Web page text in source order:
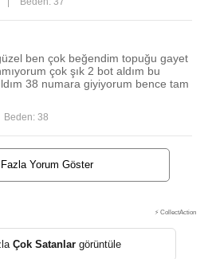
ben çok beğendim topuğu gayet
çok şık 2 bot aldım bu
38 numara giyiyorum bence tam
Beden: 38
Fazla Yorum Göster
⚡ CollectAction
Çok Satanlargörüntüle